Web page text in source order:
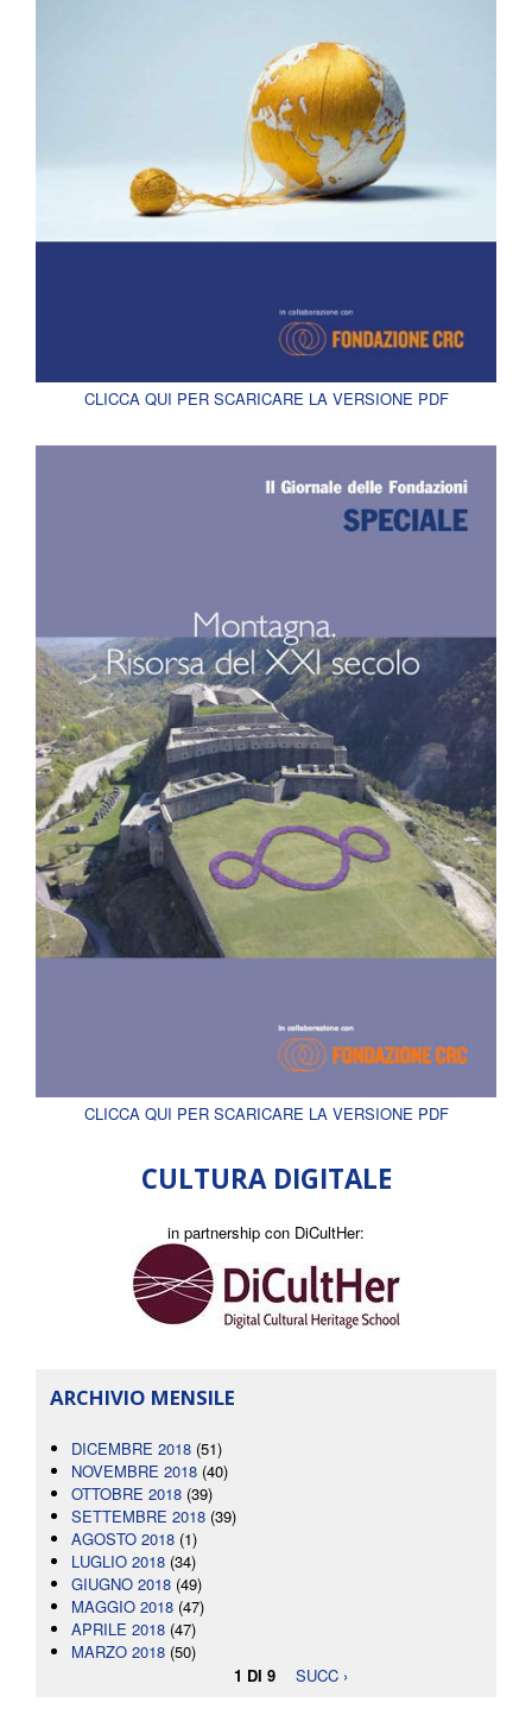
CLICCA QUI PER SCARICARE LA VERSIONE PDF
CLICCA QUI PER SCARICARE LA VERSIONE PDF
CULTURA DIGITALE
in partnership con DiCultHer:
ARCHIVIO MENSILE
DICEMBRE 2018 (51)
NOVEMBRE 2018 (40)
OTTOBRE 2018 (39)
SETTEMBRE 2018 (39)
AGOSTO 2018 (1)
LUGLIO 2018 (34)
GIUGNO 2018 (49)
MAGGIO 2018 (47)
APRILE 2018 (47)
MARZO 2018 (50)
1 DI 9
SUCC ›